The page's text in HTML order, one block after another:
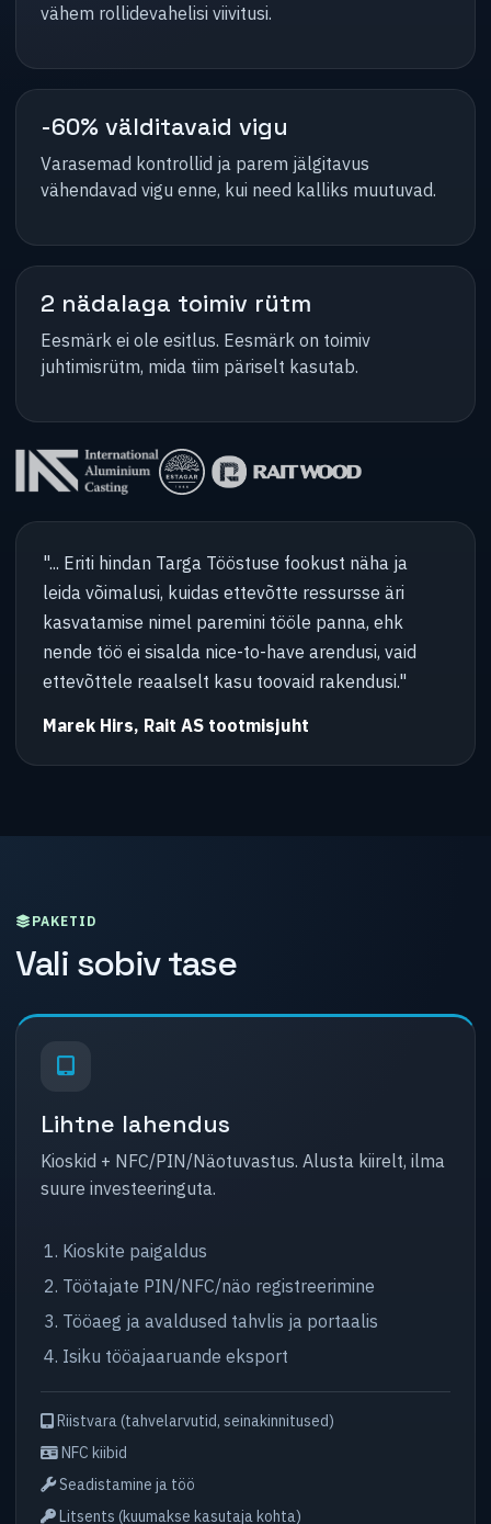
vähem rollidevahelisi viivitusi.
-60% välditavaid vigu
Varasemad kontrollid ja parem jälgitavus
vähendavad vigu enne, kui need kalliks muutuvad.
2 nädalaga toimiv rütm
Eesmärk ei ole esitlus. Eesmärk on toimiv
juhtimisrütm, mida tiim päriselt kasutab.
"... Eriti hindan Targa Tööstuse fookust näha ja
leida võimalusi, kuidas ettevõtte ressursse äri
kasvatamise nimel paremini tööle panna, ehk
nende töö ei sisalda nice-to-have arendusi, vaid
ettevõttele reaalselt kasu toovaid rakendusi."
Marek Hirs, Rait AS tootmisjuht
PAKETID
Vali sobiv tase
Lihtne lahendus
Kioskid + NFC/PIN/Näotuvastus. Alusta kiirelt, ilma
suure investeeringuta.
Kioskite paigaldus
Töötajate PIN/NFC/näo registreerimine
Tööaeg ja avaldused tahvlis ja portaalis
Isiku tööajaaruande eksport
Riistvara (tahvelarvutid, seinakinnitused)
NFC kiibid
Seadistamine ja töö
Litsents (kuumakse kasutaja kohta)